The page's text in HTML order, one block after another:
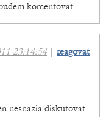
komentovat.
23:14:54 | reagovat
nesnazia diskutovat